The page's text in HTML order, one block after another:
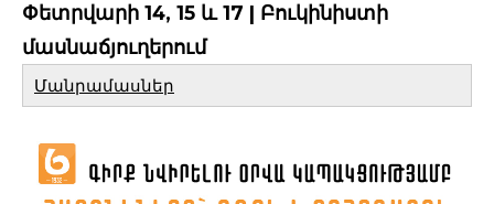
Փետրվարի 14, 15 և 17 | Բուկինիստի
մասնաճյուղերում
Մանրամասներ